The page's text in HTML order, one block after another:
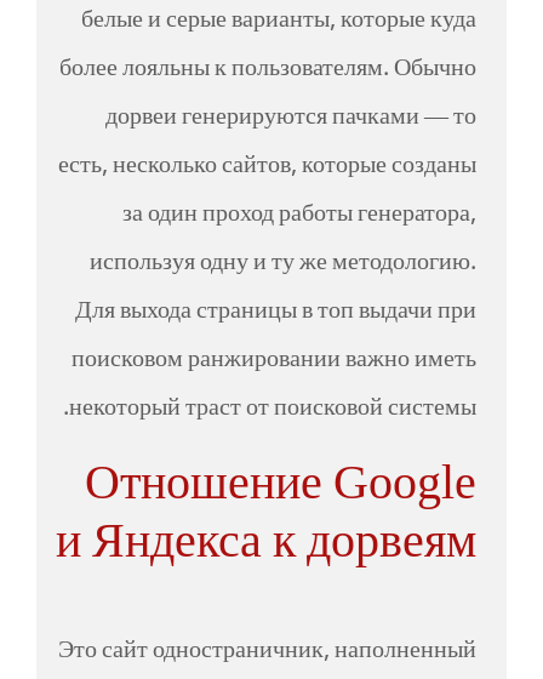
белые и серые варианты, которые куда
более лояльны к пользователям. Обычно
дорвеи генерируются пачками — то
есть, несколько сайтов, которые созданы
за один проход работы генератора,
используя одну и ту же методологию.
Для выхода страницы в топ выдачи при
поисковом ранжировании важно иметь
некоторый траст от поисковой системы.
Отношение Google
и Яндекса к дорвеям
Это сайт одностраничник, наполненный